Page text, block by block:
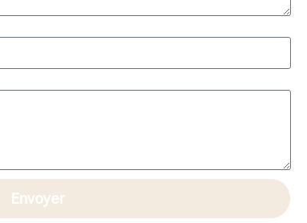
Envoyer